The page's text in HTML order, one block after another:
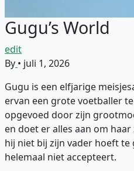
Gugu’s World
edit
By • juli 1, 2026
Gugu is een elfjarige
ervan een grote voetballer
opgevoed door zijn
en doet er alles aan om
hij niet bij zijn vader hoeft te
helemaal niet accepteert.